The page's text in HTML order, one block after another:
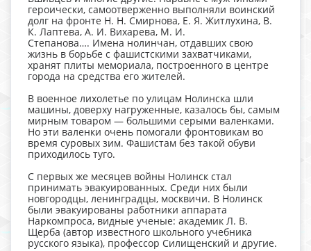
героически, самоотверженно выполняли воинский
долг на фронте Н. Н. Смирнова, Е. Я. Житлухина, В.
К. Лаптева, А. И. Вихарева, М. И.
Степанова…. Имена нолинчан, отдавших свою
жизнь в борьбе с фашистскими захватчиками,
хранят плиты мемориала, построенного в центре
города на средства его жителей.
В военное лихолетье по улицам Нолинска шли
машины, доверху нагруженные, казалось бы, самым
мирным товаром — большими серыми валенками.
Но эти валенки очень помогали фронтовикам во
время суровых зим. Фашистам без такой обуви
приходилось туго.
С первых же месяцев войны Нолинск стал
принимать эвакуированных. Среди них были
новгородцы, ленинградцы, москвичи. В Нолинск
были эвакуированы работники аппарата
Наркомпроса, видные ученые: академик Л. В.
Щерба (автор известного школьного учебника
русского языка), профессор Силищенский и другие.